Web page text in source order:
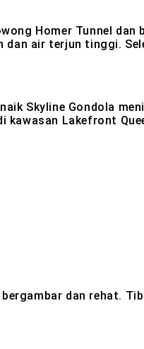
Homer Tunnel dan
air terjun tinggi.
Skyline Gondola
kawasan Lakefront
dan rehat.